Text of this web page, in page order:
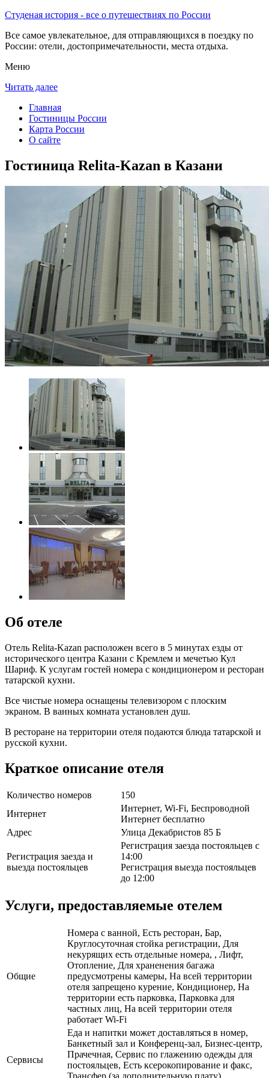
Студеная история - все о путешествиях по России
Все самое увлекательное, для отправляющихся в поездку по
России: отели, достопримечательности, места отдыха.
Меню
Читать далее
Главная
Гостиницы России
Карта России
О сайте
Гостиница Relita-Kazan в Казани
Об отеле
Отель Relita-Kazan расположен всего в 5 минутах езды от
исторического центра Казани с Кремлем и мечетью Кул
Шариф. К услугам гостей номера с кондиционером и ресторан
татарской кухни.
Все чистые номера оснащены телевизором с плоским
экраном. В ванных комната установлен душ.
В ресторане на территории отеля подаются блюда татарской и
русской кухни.
Краткое описание отеля
Количество номеров
150
Интернет
Интернет, Wi-Fi, Беспроводной
Интернет бесплатно
Адрес
Улица Декабристов 85 Б
Регистрация заезда и
выезда постояльцев
Регистрация заезда постояльцев с
14:00
Регистрация выезда постояльцев
до 12:00
Услуги, предоставляемые отелем
Общие
Номера с ванной, Есть ресторан, Бар,
Круглосуточная стойка регистрации, Для
некурящих есть отдельные номера, , Лифт,
Отопление, Для храненения багажа
предусмотрены камеры, На всей территории
отеля запрещено курение, Кондиционер, На
территории есть парковка, Парковка для
частных лиц, На всей территории отеля
работает Wi-Fi
Сервисы
Еда и напитки может доставляться в номер,
Банкетный зал и Конференц-зал, Бизнес-центр,
Прачечная, Сервис по глажению одежды для
постояльцев, Есть ксерокопирование и факс,